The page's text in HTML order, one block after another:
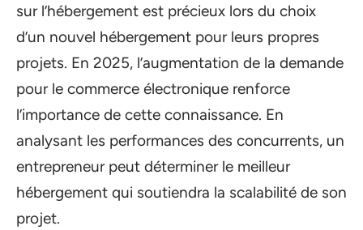
sur l’hébergement est précieux lors du choix
d’un nouvel hébergement pour leurs propres
projets. En 2025, l’augmentation de la demande
pour le commerce électronique renforce
l’importance de cette connaissance. En
analysant les performances des concurrents, un
entrepreneur peut déterminer le meilleur
hébergement qui soutiendra la scalabilité de son
projet.